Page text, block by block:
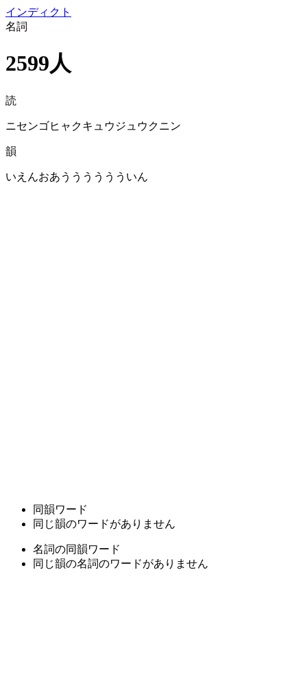
インディクト
名詞
2599人
読
ニセンゴヒャクキュウジュウクニン
韻
いえんおあうううううういん
同韻ワード
同じ韻のワードがありません
名詞の同韻ワード
同じ韻の名詞のワードがありません